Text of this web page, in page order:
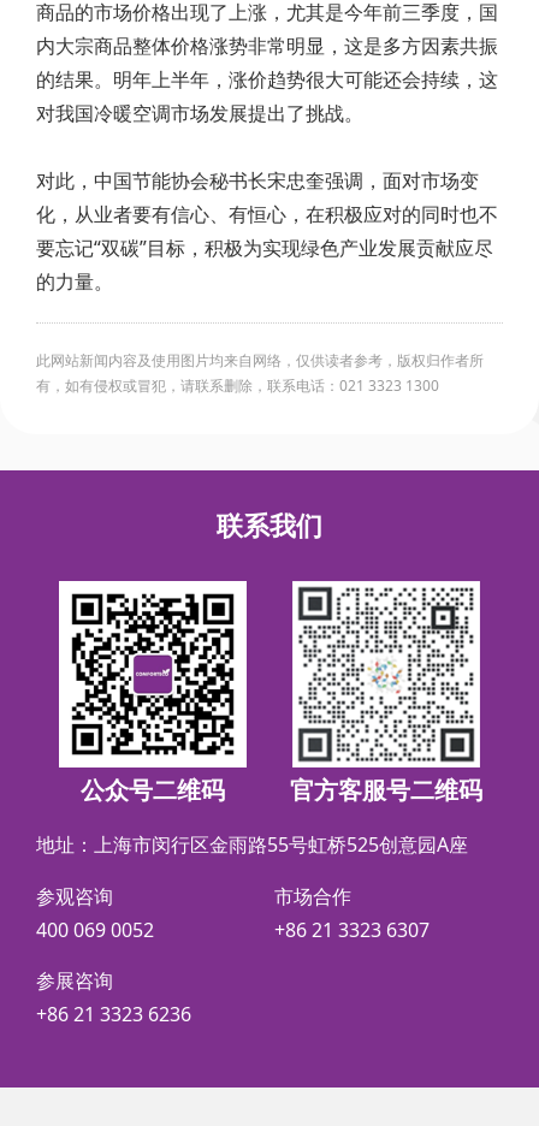
商品的市场价格出现了上涨，尤其是今年前三季度，国
内大宗商品整体价格涨势非常明显，这是多方因素共振
的结果。明年上半年，涨价趋势很大可能还会持续，这
对我国冷暖空调市场发展提出了挑战。
对此，中国节能协会秘书长宋忠奎强调，面对市场变
化，从业者要有信心、有恒心，在积极应对的同时也不
要忘记“双碳”目标，积极为实现绿色产业发展贡献应尽
的力量。
此网站新闻内容及使用图片均来自网络，仅供读者参考，版权归作者所
有，如有侵权或冒犯，请联系删除，联系电话：021 3323 1300
联系我们
公众号二维码 官方客服号二维码
地址：上海市闵行区金雨路55号虹桥525创意园A座
参观咨询
400 069 0052
市场合作
+86 21 3323 6307
参展咨询
+86 21 3323 6236